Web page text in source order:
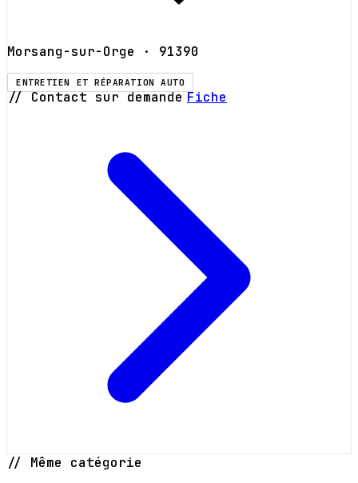
Morsang-sur-Orge · 91390
ENTRETIEN ET RÉPARATION AUTO
// Contact sur demande Fiche
// Même catégorie